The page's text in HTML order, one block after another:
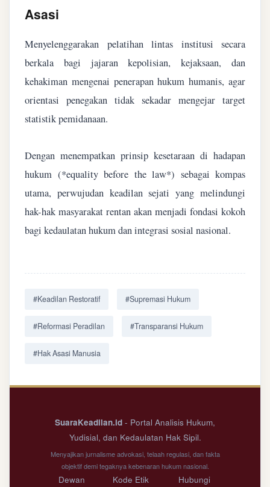
Asasi
Menyelenggarakan pelatihan lintas institusi secara
berkala bagi jajaran kepolisian, kejaksaan, dan
kehakiman mengenai penerapan hukum humanis, agar
orientasi penegakan tidak sekadar mengejar target
statistik pemidanaan.
Dengan menempatkan prinsip kesetaraan di hadapan
hukum (*equality before the law*) sebagai kompas
utama, perwujudan keadilan sejati yang melindungi
hak-hak masyarakat rentan akan menjadi fondasi kokoh
bagi kedaulatan hukum dan integrasi sosial nasional.
#Keadilan Restoratif #Supremasi Hukum
#Reformasi Peradilan #Transparansi Hukum
#Hak Asasi Manusia
SuaraKeadilan.id - Portal Analisis Hukum,
Yudisial, dan Kedaulatan Hak Sipil.
Menyajikan jurnalisme advokasi, telaah regulasi, dan fakta
objektif demi tegaknya kebenaran hukum nasional.
Dewan Kode Etik Hubungi